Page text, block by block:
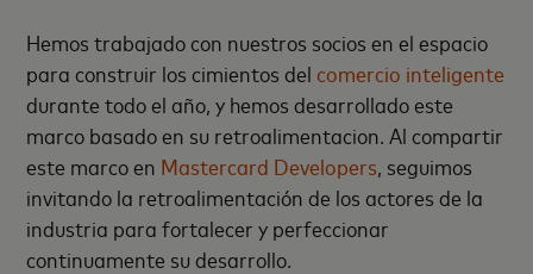
Hemos trabajado con nuestros socios en el espacio
para construir los cimientos delcomercio inteligente
durante todo el año, y hemos desarrollado este
marco basado en su retroalimentacion.Al compartir
este marco en Mastercard Developers, seguimos
invitando la retroalimentación de los actores de la
industria para fortalecer y perfeccionar
continuamente su desarrollo.